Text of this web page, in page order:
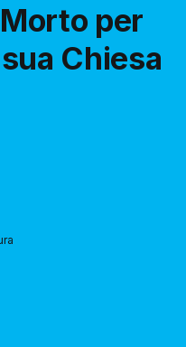
per
Chiesa